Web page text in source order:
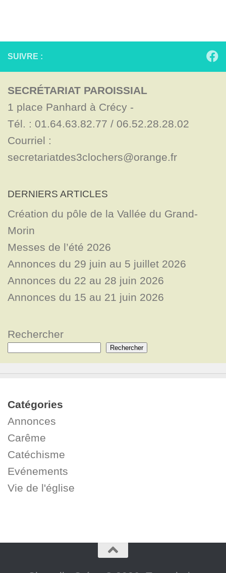
SUIVRE :
SECRÉTARIAT PAROISSIAL
1 place Panhard à Crécy -
Tél. : 01.64.63.82.77 / 06.52.28.28.02
Courriel :
secretariatdes3clochers@orange.fr
DERNIERS ARTICLES
Création du pôle de la Vallée du Grand-
Morin
Messes de l’été 2026
Annonces du 29 juin au 5 juillet 2026
Annonces du 22 au 28 juin 2026
Annonces du 15 au 21 juin 2026
Rechercher
Rechercher
Catégories
Annonces
Carême
Catéchisme
Evénements
Vie de l'église